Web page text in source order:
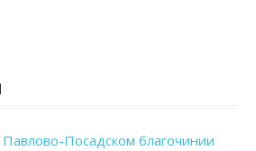
Посадском благочинии